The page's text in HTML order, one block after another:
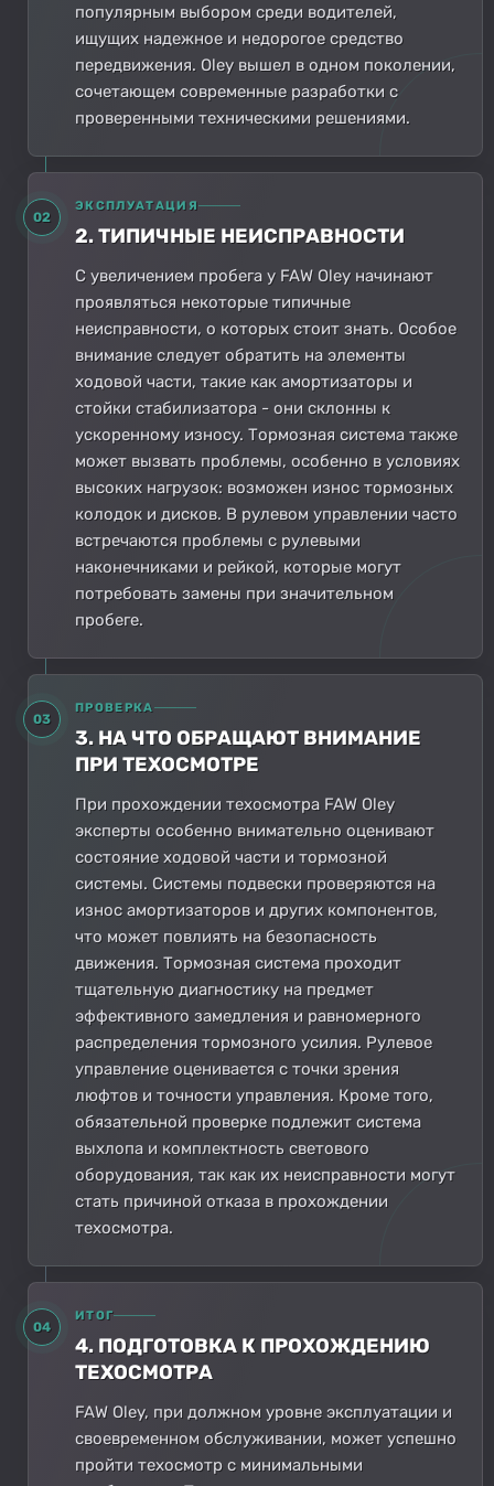
популярным выбором среди водителей,
ищущих надежное и недорогое средство
передвижения. Oley вышел в одном поколении,
сочетающем современные разработки с
проверенными техническими решениями.
02
ЭКСПЛУАТАЦИЯ
2. ТИПИЧНЫЕ НЕИСПРАВНОСТИ
С увеличением пробега у FAW Oley начинают
проявляться некоторые типичные
неисправности, о которых стоит знать. Особое
внимание следует обратить на элементы
ходовой части, такие как амортизаторы и
стойки стабилизатора - они склонны к
ускоренному износу. Тормозная система также
может вызвать проблемы, особенно в условиях
высоких нагрузок: возможен износ тормозных
колодок и дисков. В рулевом управлении часто
встречаются проблемы с рулевыми
наконечниками и рейкой, которые могут
потребовать замены при значительном
пробеге.
03
ПРОВЕРКА
3. НА ЧТО ОБРАЩАЮТ ВНИМАНИЕ
ПРИ ТЕХОСМОТРЕ
При прохождении техосмотра FAW Oley
эксперты особенно внимательно оценивают
состояние ходовой части и тормозной
системы. Системы подвески проверяются на
износ амортизаторов и других компонентов,
что может повлиять на безопасность
движения. Тормозная система проходит
тщательную диагностику на предмет
эффективного замедления и равномерного
распределения тормозного усилия. Рулевое
управление оценивается с точки зрения
люфтов и точности управления. Кроме того,
обязательной проверке подлежит система
выхлопа и комплектность светового
оборудования, так как их неисправности могут
стать причиной отказа в прохождении
техосмотра.
04
ИТОГ
4. ПОДГОТОВКА К ПРОХОЖДЕНИЮ
ТЕХОСМОТРА
FAW Oley, при должном уровне эксплуатации и
своевременном обслуживании, может успешно
пройти техосмотр с минимальными